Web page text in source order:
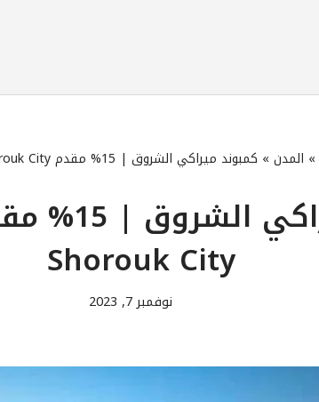
» المدن » كمبوند ميراكي الشروق | 15% مقدم Meraki El Shorouk City
Shorouk City
نوفمبر 7, 2023